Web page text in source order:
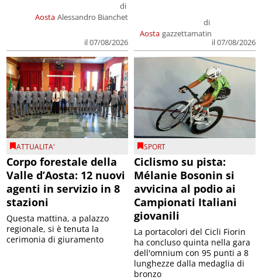
Aosta
di
Alessandro Bianchet
il 07/08/2026
Aosta
di
gazzettamatin
il 07/08/2026
ATTUALITA'
Corpo forestale della
Valle d’Aosta: 12 nuovi
agenti in servizio in 8
stazioni
Questa mattina, a palazzo
regionale, si è tenuta la
cerimonia di giuramento
SPORT
Ciclismo su pista:
Mélanie Bosonin si
avvicina al podio ai
Campionati Italiani
giovanili
La portacolori del Cicli Fiorin
ha concluso quinta nella gara
dell'omnium con 95 punti a 8
lunghezze dalla medaglia di
bronzo